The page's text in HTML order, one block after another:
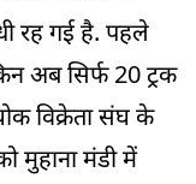
रह गई है. पहले
अब सिर्फ 20 ट्रक
विक्रेता संघ के
मुहाना मंडी में